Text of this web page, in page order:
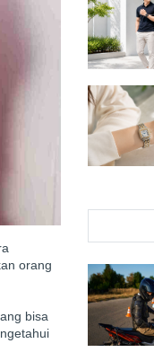
orang
bisa